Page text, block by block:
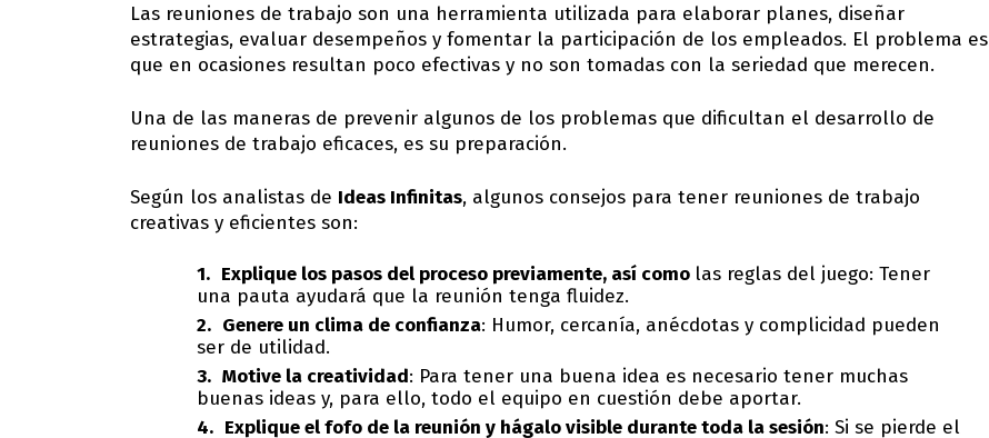
Las reuniones de trabajo son una herramienta utilizada para elaborar planes, diseñar
estrategias, evaluar desempeños y fomentar la participación de los empleados. El problema es
que en ocasiones resultan poco efectivas y no son tomadas con la seriedad que merecen.
Una de las maneras de prevenir algunos de los problemas que dificultan el desarrollo de
reuniones de trabajo eficaces, es su preparación.
Según los analistas de Ideas Infinitas, algunos consejos para tener reuniones de trabajo
creativas y eficientes son:
Explique los pasos del proceso previamente, así como las reglas del juego: Tener
una pauta ayudará que la reunión tenga fluidez.
Genere un clima de confianza: Humor, cercanía, anécdotas y complicidad pueden
ser de utilidad.
Motive la creatividad: Para tener una buena idea es necesario tener muchas
buenas ideas y, para ello, todo el equipo en cuestión debe aportar.
Explique el fofo de la reunión y hágalo visible durante toda la sesión: Si se pierde el